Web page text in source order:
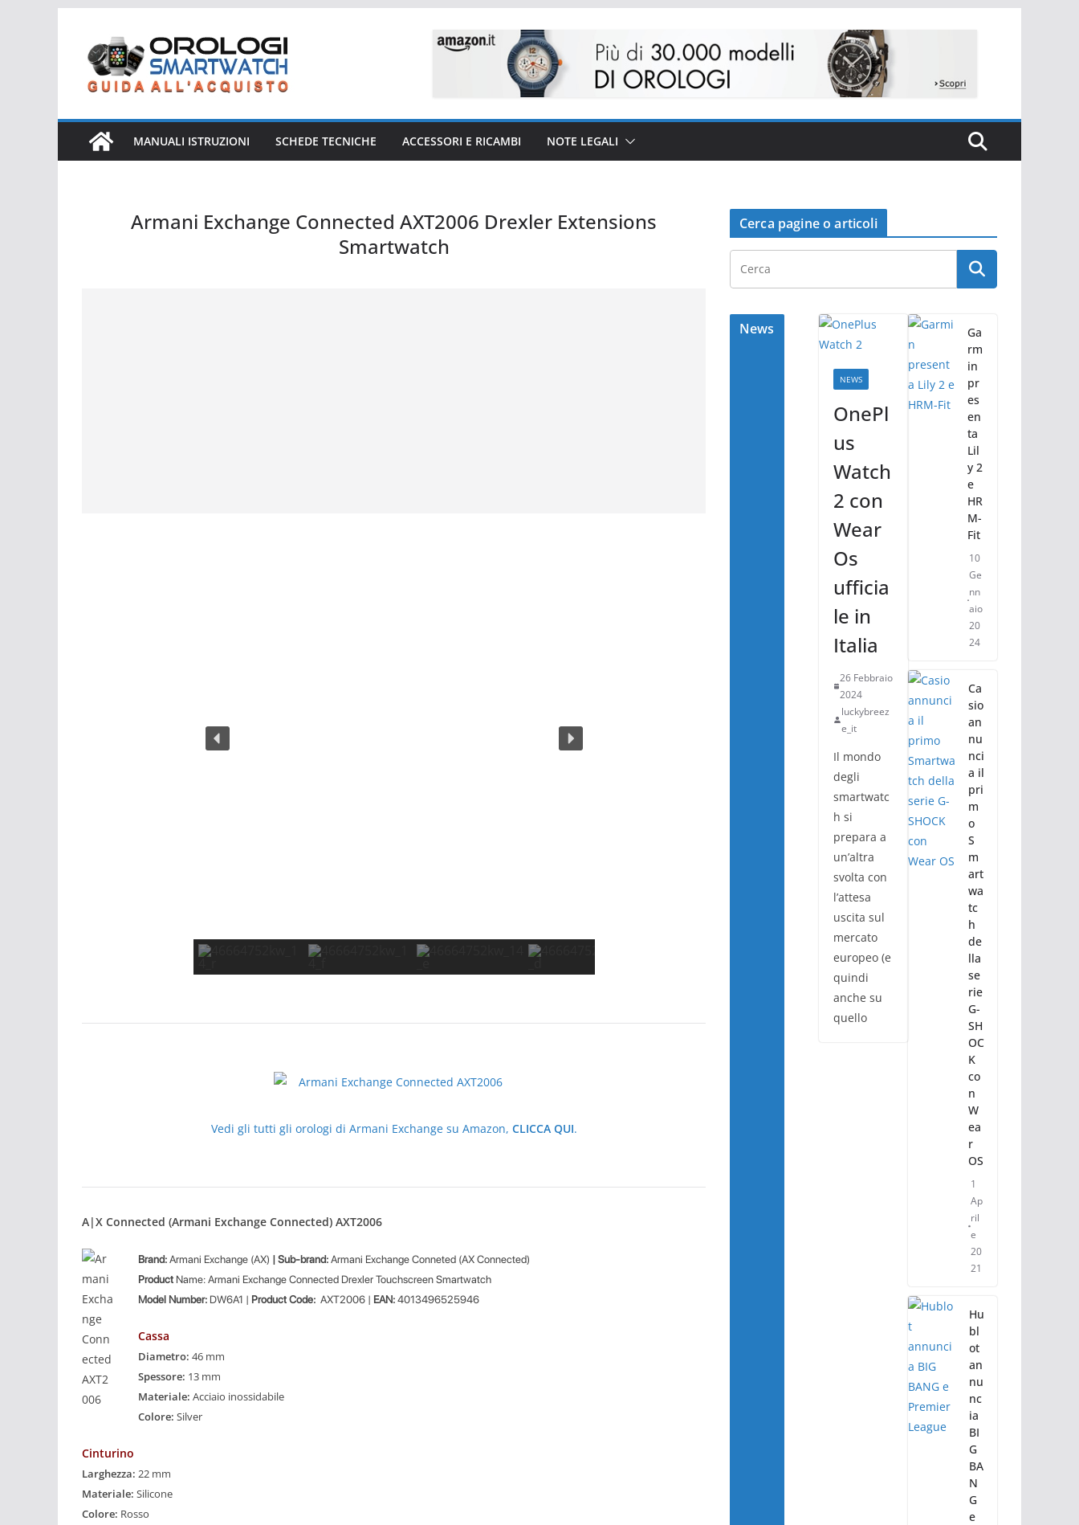
contenuto
MANUALI ISTRUZIONI SCHEDE TECNICHE ACCESSORI E RICAMBI NOTE LEGALI
Armani Exchange Connected AXT2006 Drexler Extensions
Smartwatch
Vedi gli tutti gli orologi di Armani Exchange su Amazon, CLICCA QUI.
A|X Connected (Armani Exchange Connected) AXT2006
Brand:Armani Exchange (AX) | Sub-brand:Armani Exchange Conneted (AX Connected)
Product Name: Armani Exchange Connected Drexler Touchscreen Smartwatch
Model Number: DW6A1 | Product Code: AXT2006 | EAN:4013496525946
Cassa
Diametro: 46 mm
Spessore: 13 mm
Materiale: Acciaio inossidabile
Colore: Silver
Cinturino
Larghezza: 22 mm
Materiale: Silicone
Colore: Rosso
Cerca pagine o articoli
News
NEWS
OnePl
us
Watch
2 con
Wear
Os
ufficia
le in
Italia
26 Febbraio
2024
luckybreez
e_it
Il mondo
degli
smartwatc
h si
prepara a
un’altra
svolta con
l’attesa
uscita sul
mercato
europeo (e
quindi
anche su
quello
Ga
rm
in
pr
es
en
ta
Lil
y 2
e
HR
M-
Fit
10
Ge
nn
aio
20
24
Ca
sio
an
nu
nci
a il
pri
m
o
S
m
art
wa
tc
h
de
lla
se
rie
G-
SH
OC
K
co
n
W
ea
r
OS
1
Ap
ril
e
20
21
Hu
bl
ot
an
nu
nc
ia
BI
G
BA
N
G
e